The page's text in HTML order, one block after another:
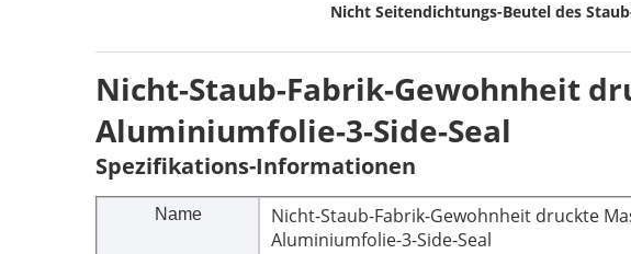
Nicht Seitendichtungs-Beutel des
Nicht-Staub-Fabrik-Gewohnheit
Aluminiumfolie-3-Side-Seal
Spezifikations-Informationen
Name
Nicht-Staub-Fabrik-Gewohnheit druckte
Aluminiumfolie-3-Side-Seal